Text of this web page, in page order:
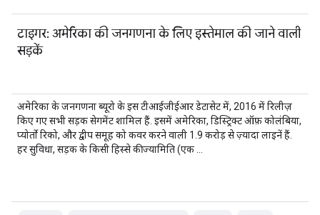
टाइगर: अमेरिका की जनगणना के लिए इस्तेमाल की जाने वाली
सड़कें
अमेरिका के जनगणना ब्यूरो के इस टीआईजीईआर डेटासेट में, 2016 में रिलीज़
किए गए सभी सड़क सेगमेंट शामिल हैं. इसमें अमेरिका, डिस्ट्रिक्ट ऑफ़ कोलंबिया,
प्योर्तो रिको, और द्वीप समूह को कवर करने वाली 1.9 करोड़ से ज़्यादा लाइनें हैं.
हर सुविधा, सड़क के किसी हिस्से की ज्यामिति (एक …